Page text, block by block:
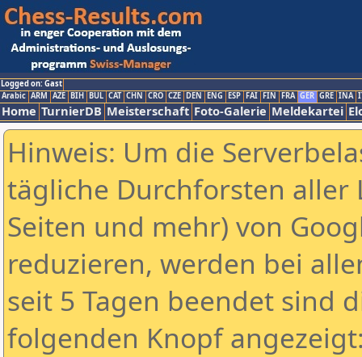
Logged on: Gast
Arabic ARM AZE BIH BUL CAT CHN CRO CZE DEN ENG ESP FAI FIN FRA GER GRE INA
Home TurnierDB Meisterschaft Foto-Galerie Meldekartei
Hinweis: Um die
tägliche Durchforsten aller
Seiten und mehr) von
reduzieren, werden bei
seit 5 Tagen beendet sind
folgenden Knopf